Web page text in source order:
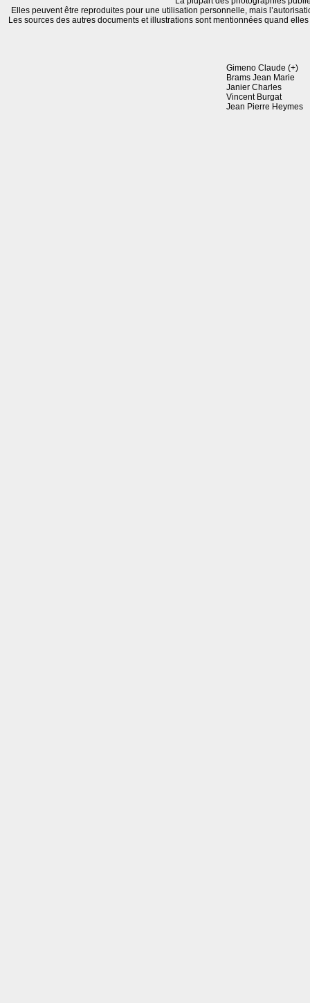
Elles peuvent être reproduites pour une utilisation personnelle, mais
Les sources des autres documents et illustrations sont mentionnées quand
Gimeno Claude (+)
Brams Jean Marie
Janier Charles
Vincent Burgat
Jean Pierre Heymes